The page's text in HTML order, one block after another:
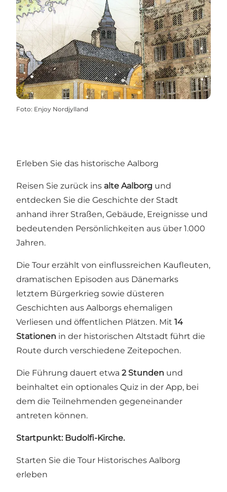
Foto: Enjoy Nordjylland
Erleben Sie das historische Aalborg
Reisen Sie zurück ins alte Aalborg und
entdecken Sie die Geschichte der Stadt
anhand ihrer Straßen, Gebäude, Ereignisse und
bedeutenden Persönlichkeiten aus über 1.000
Jahren.
Die Tour erzählt von einflussreichen Kaufleuten,
dramatischen Episoden aus Dänemarks
letztem Bürgerkrieg sowie düsteren
Geschichten aus Aalborgs ehemaligen
Verliesen und öffentlichen Plätzen. Mit 14
Stationen in der historischen Altstadt führt die
Route durch verschiedene Zeitepochen.
Die Führung dauert etwa 2 Stunden und
beinhaltet ein optionales Quiz in der App, bei
dem die Teilnehmenden gegeneinander
antreten können.
Startpunkt: Budolfi-Kirche.
Starten Sie die Tour Historisches Aalborg
erleben